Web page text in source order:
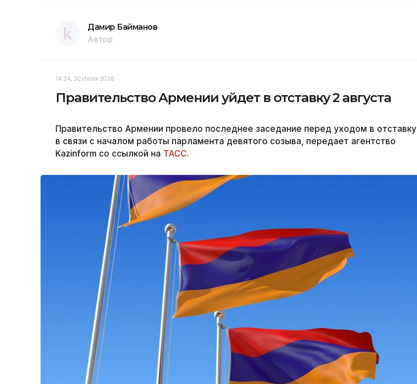
Дамир Байманов
Автор
14:34, 30 Июля 2026
Правительство Армении уйдет в отставку 2 августа
Правительство Армении провело последнее заседание перед уходом в отставку
в связи с началом работы парламента девятого созыва, передает агентство
Kazinform со ссылкой на ТАСС.